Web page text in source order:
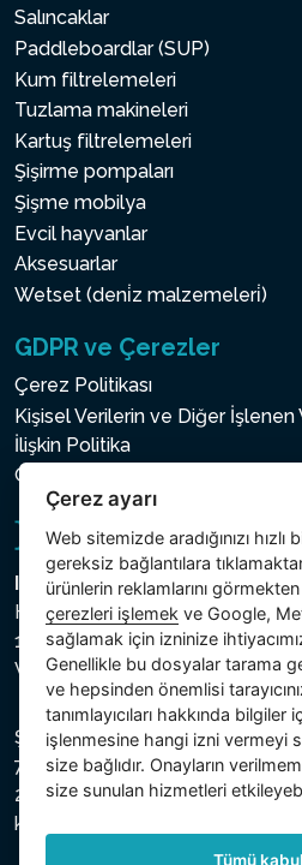
Salıncaklar
Paddleboardlar (SUP)
Kum filtrelemeleri
Tuzlama makineleri
Kartuş filtrelemeleri
Şişirme pompaları
Şişme mobilya
Evcil hayvanlar
Aksesuarlar
Wetset (deni̇z malzemeleri̇)
GDPR ve Çerezler
Çerez Politikası
Kişisel Verilerin ve Diğer İşlenen
İlişkin Politika
Çerez ayarı
Intex Trading, s.r.o.
Hradecká 2526/3
130 00 Praha 3
Vinohrady - Česká republika
Şirket, Prag Şehir Mahkemesi
74759 numaralı dosya altında,
26150808 ve KDV Numarası
kayıtlıdır.
Çerez ayarı
Web sitemizde aradığınızı
gereksiz bağlantılara
ürünlerin reklamlarını
çerezleri işlemek ve Google,
sağlamak için izninize
Genellikle bu dosyalar tarama
ve hepsinden önemlisi
tanımlayıcıları hakkında bilgiler
işlenmesine hangi izni vermeyi
size bağlıdır. Onayların
size sunulan hizmetleri
Tümü